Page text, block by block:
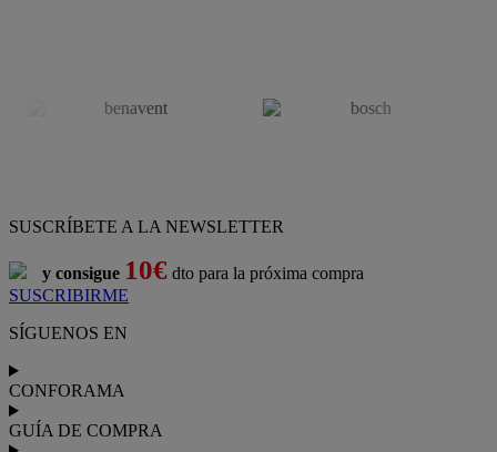
SUSCRÍBETE A LA NEWSLETTER
y consigue 10€ dto para la próxima compra
SUSCRIBIRME
SÍGUENOS EN
CONFORAMA
GUÍA DE COMPRA